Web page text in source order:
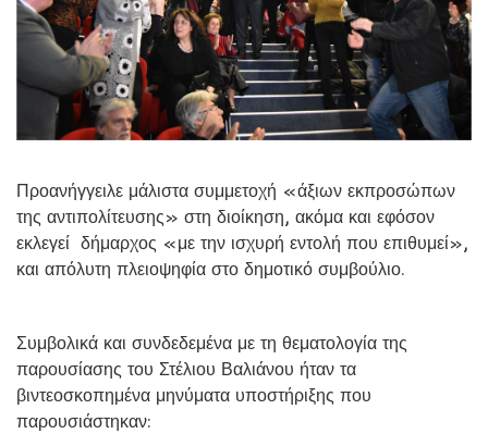
Προανήγγειλε μάλιστα συμμετοχή «άξιων εκπροσώπων
της αντιπολίτευσης» στη διοίκηση, ακόμα και εφόσον
εκλεγεί δήμαρχος «με την ισχυρή εντολή που επιθυμεί»,
και απόλυτη πλειοψηφία στο δημοτικό συμβούλιο.
Συμβολικά και συνδεδεμένα με τη θεματολογία της
παρουσίασης του Στέλιου Βαλιάνου ήταν τα
βιντεοσκοπημένα μηνύματα υποστήριξης που
παρουσιάστηκαν: